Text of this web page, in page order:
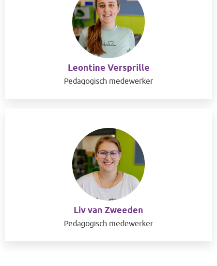
Leontine Versprille
Pedagogisch medewerker
Liv van Zweeden
Pedagogisch medewerker